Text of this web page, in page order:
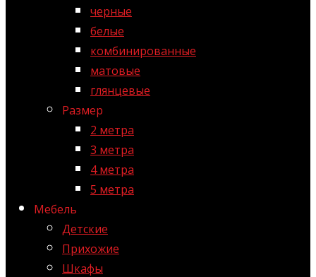
черные
белые
комбинированные
матовые
глянцевые
Размер
2 метра
3 метра
4 метра
5 метра
Мебель
Детские
Прихожие
Шкафы